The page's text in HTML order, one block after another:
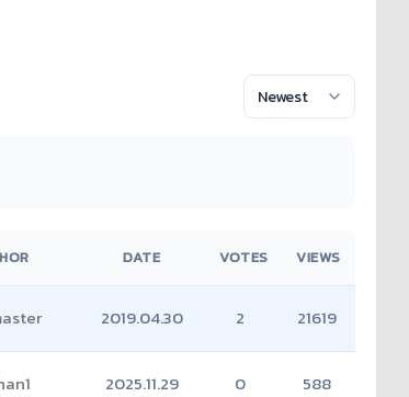
DATE VOTES VIEWS
2019.04.30 2 21619
2025.11.29 0 588